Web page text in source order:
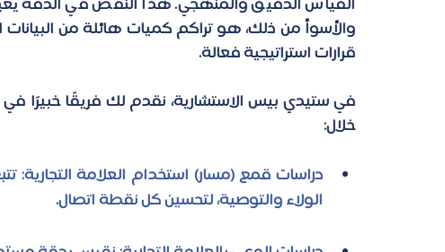
قرارات استراتيجية فعالة.
في ستيدي بيس الاستشارية، نقدم لك فريقًا خبيرًا في
خلال:
الولاء والتوصية، لتحسين كل نقطة اتصال.